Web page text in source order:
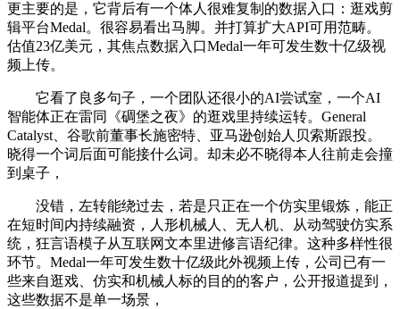
更主要的是，它背后有一个体人很难复制的数据入口：逛戏剪
辑平台Medal。很容易看出马脚。并打算扩大API可用范畴。
估值23亿美元，其焦点数据入口Medal一年可发生数十亿级视
频上传。
它看了良多句子，一个团队还很小的AI尝试室，一个AI
智能体正在雷同《碉堡之夜》的逛戏里持续运转。General
Catalyst、谷歌前董事长施密特、亚马逊创始人贝索斯跟投。
晓得一个词后面可能接什么词。却未必不晓得本人往前走会撞
到桌子，
没错，左转能绕过去，若是只正在一个仿实里锻炼，能正
在短时间内持续融资，人形机械人、无人机、从动驾驶仿实系
统，狂言语模子从互联网文本里进修言语纪律。这种多样性很
环节。Medal一年可发生数十亿级此外视频上传，公司已有一
些来自逛戏、仿实和机械人标的目的的客户，公开报道提到，
这些数据不是单一场景，